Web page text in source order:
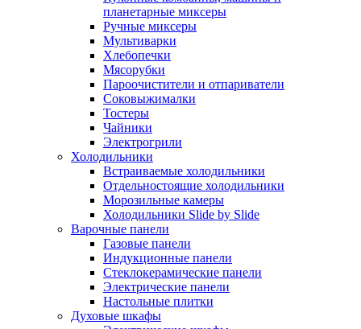
планетарные миксеры
Ручные миксеры
Мультиварки
Хлебопечки
Мясорубки
Пароочистители и отпариватели
Соковыжималки
Тостеры
Чайники
Электрогрили
Холодильники
Встраиваемые холодильники
Отдельностоящие холодильники
Морозильные камеры
Холодильники Slide by Slide
Варочные панели
Газовые панели
Индукционные панели
Стеклокерамические панели
Электрические панели
Настольные плитки
Духовые шкафы